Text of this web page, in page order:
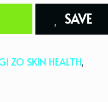
SAVE
ZO SKIN HEALTH,